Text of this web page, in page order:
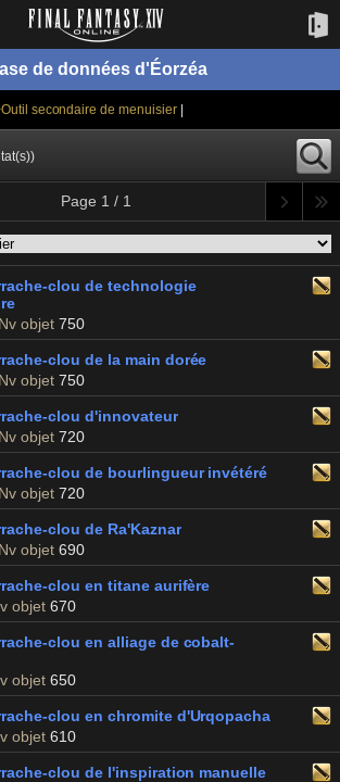
de données d'Éorzéa
secondaire de menuisier
Page 1 / 1
clou de technologie
Nv objet 750
clou de la main dorée
Nv objet 750
clou d'innovateur
Nv objet 720
clou de bourlingueur invétéré
Nv objet 720
clou de Ra'Kaznar
Nv objet 690
clou en titane aurifère
objet 670
clou en alliage de cobalt-
objet 650
clou en chromite d'Urqopacha
objet 610
clou de l'inspiration manuelle